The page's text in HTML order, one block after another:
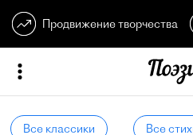
Продвижение творчества
Все классики Все